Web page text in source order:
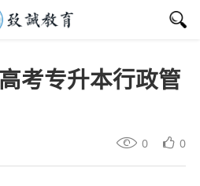
考专升本行政管
0 0